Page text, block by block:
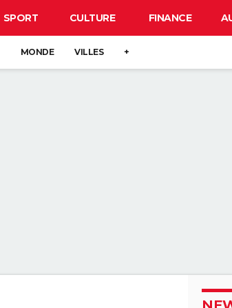
SPORT CULTURE FINANCE
MONDE VILLES +